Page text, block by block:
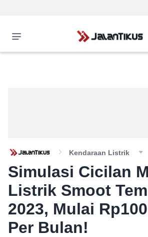
Kendaraan Listrik
Simulasi Cicilan
Listrik Smoot
2023, Mulai
Per Bulan!